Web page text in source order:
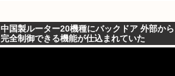
中国製ルーター20機種にバックドア 外部から
完全制御できる機能が仕込まれていた